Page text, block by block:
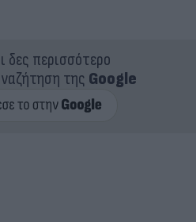
δες περισσότερο
της Google